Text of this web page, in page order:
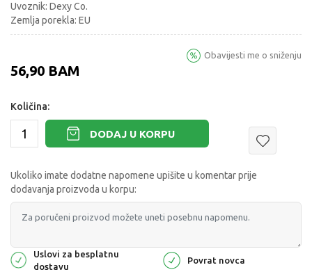
Uvoznik: Dexy Co.
Zemlja porekla: EU
56,90 BAM
Obavijesti me o sniženju
Količina:
DODAJ U KORPU
Ukoliko imate dodatne napomene upišite u komentar prije
dodavanja proizvoda u korpu:
Uslovi za besplatnu
dostavu
Povrat novca